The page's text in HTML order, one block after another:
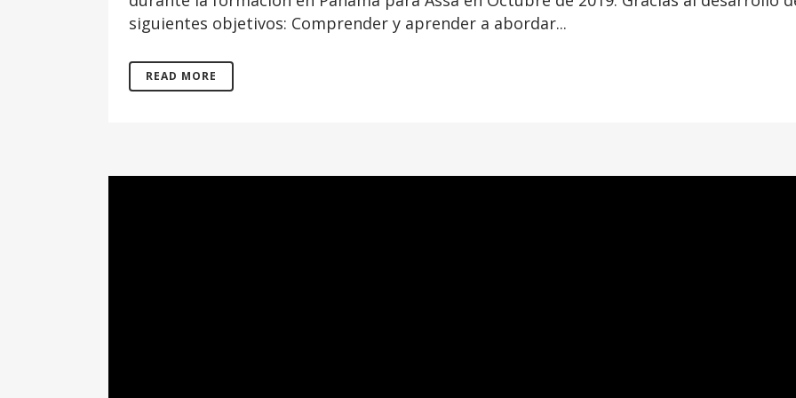
siguientes objetivos: Comprender y aprender a abordar...
READ MORE